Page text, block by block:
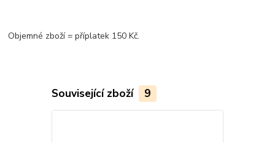
Objemné zboží = příplatek 150 Kč.
Související zboží 9